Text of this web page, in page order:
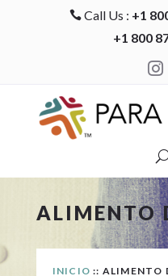
 Call Us : +1
+1 800

ALIMENTO
INICIO :: ALIMENTO